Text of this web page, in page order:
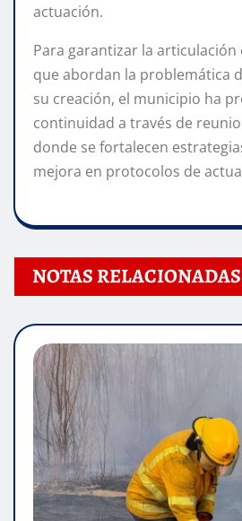
actuación.
Para garantizar la
que abordan la problemática
su creación, el municipio ha
continuidad a través de
donde se fortalecen
mejora en protocolos de
NOTAS RELACIONADAS